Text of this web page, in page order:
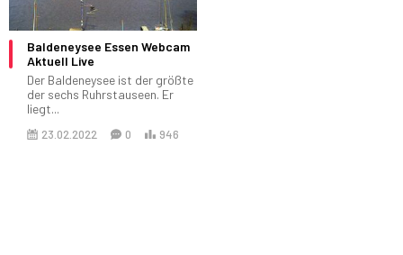
Baldeneysee Essen Webcam
Aktuell Live
Der Baldeneysee ist der größte
der sechs Ruhrstauseen. Er
liegt...
23.02.2022 0 946